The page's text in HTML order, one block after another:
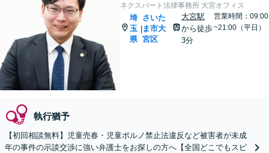
ネクスパート法律事務所 大宮オフィス
埼
玉
県
|
さいた
ま市大
宮区
大宮駅
から徒歩
3分
営業時間：09:00
~21:00（平日）
執行猶予
【初回相談無料】児童売春・児童ポルノ禁止法違反など被害者が未成
年の事件の示談交渉に強い弁護士をお探しの方へ【全国どこでもスピ